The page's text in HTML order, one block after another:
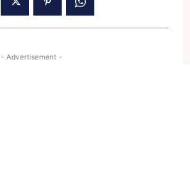
- Advertisement -